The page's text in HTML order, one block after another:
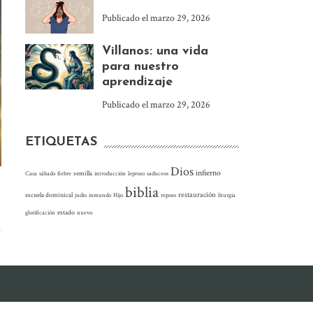
Publicado elmarzo 29, 2026
Villanos: una vida
para nuestro
aprendizaje
Publicado elmarzo 29, 2026
ETIQUETAS
Casa sábado fiebre semilla introducción leproso saduceos Dios infierno
escuela dominical judío inmundo Hijo biblia reposo restauración liturgia
glorificación estado nuevo